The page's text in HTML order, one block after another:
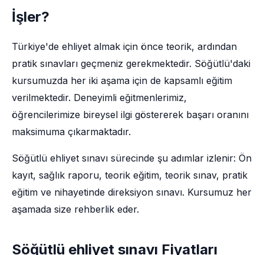
İşler?
Türkiye'de ehliyet almak için önce teorik, ardından
pratik sınavları geçmeniz gerekmektedir. Söğütlü'daki
kursumuzda her iki aşama için de kapsamlı eğitim
verilmektedir. Deneyimli eğitmenlerimiz,
öğrencilerimize bireysel ilgi göstererek başarı oranını
maksimuma çıkarmaktadır.
Söğütlü ehliyet sınavı sürecinde şu adımlar izlenir: Ön
kayıt, sağlık raporu, teorik eğitim, teorik sınav, pratik
eğitim ve nihayetinde direksiyon sınavı. Kursumuz her
aşamada size rehberlik eder.
Söğütlü ehliyet sınavı Fiyatları